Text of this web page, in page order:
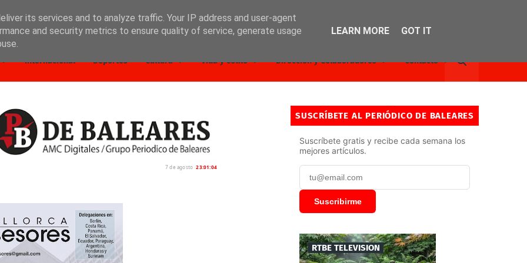
Internacional Deportes Cultura Vida y estilo Dirección y Colaboradores Contacto
7 de agosto 23:01:05
SUSCRÍBETE AL PERIÓDICO DE BALEARES
Suscríbete gratis y recibe cada semana los
mejores artículos.
Suscribirme
RTBE TELEVISION
its services and to analyze traffic. Your IP address and user-agent
and security metrics to ensure quality of service, generate usage
LEARN MORE GOT IT